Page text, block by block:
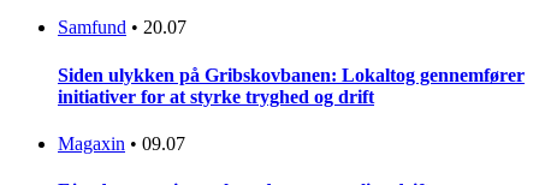
Samfund • 20.07
Siden ulykken på Gribskovbanen: Lokaltog gennemfører
initiativer for at styrke tryghed og drift
Magaxin • 09.07